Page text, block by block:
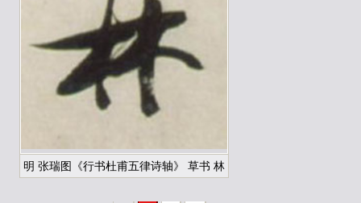
明 张瑞图《行书杜甫五律诗轴》 草书 林